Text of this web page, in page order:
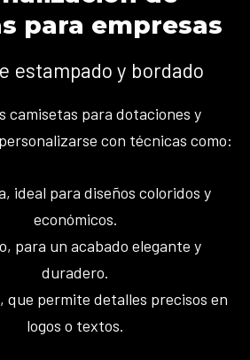
para empresas
estampado y bordado
camisetas para dotaciones y
con técnicas como:
ideal para diseños coloridos y
económicos.
para un acabado elegante y
duradero.
que permite detalles precisos en
logos o textos.